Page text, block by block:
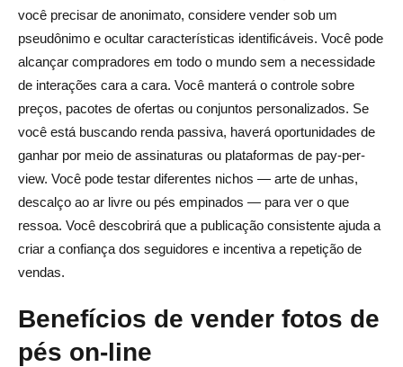
você precisar de anonimato, considere vender sob um
pseudônimo e ocultar características identificáveis. Você pode
alcançar compradores em todo o mundo sem a necessidade
de interações cara a cara. Você manterá o controle sobre
preços, pacotes de ofertas ou conjuntos personalizados. Se
você está buscando renda passiva, haverá oportunidades de
ganhar por meio de assinaturas ou plataformas de pay-per-
view. Você pode testar diferentes nichos — arte de unhas,
descalço ao ar livre ou pés empinados — para ver o que
ressoa. Você descobrirá que a publicação consistente ajuda a
criar a confiança dos seguidores e incentiva a repetição de
vendas.
Benefícios de vender fotos de
pés on-line